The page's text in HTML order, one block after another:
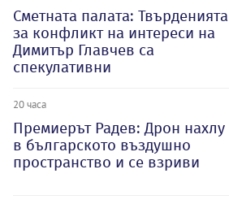
Сметната палата: Твърденията
за конфликт на интереси на
Димитър Главчев са
спекулативни
20 часа
Премиерът Радев: Дрон нахлу
в българското въздушно
пространство и се взриви